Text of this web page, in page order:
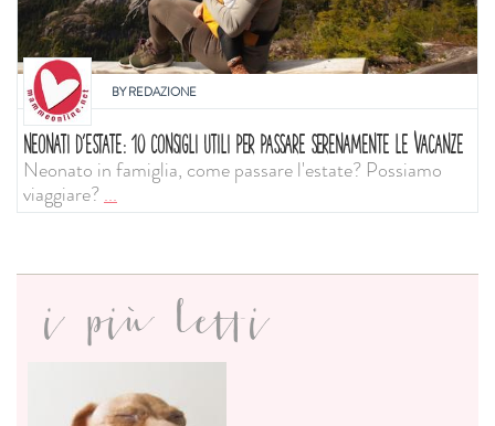
BYREDAZIONE
NEONATI D'ESTATE: 10 CONSIGLI UTILI PER PASSARE SERENAMENTE LE VACANZE
Neonato in famiglia, come passare l'estate? Possiamo
viaggiare?...
i più letti